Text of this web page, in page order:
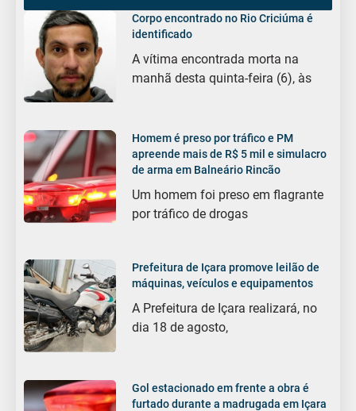
Corpo encontrado no Rio Criciúma é
identificado
A vítima encontrada morta na
manhã desta quinta-feira (6), às
Homem é preso por tráfico e PM
apreende mais de R$ 5 mil e simulacro
de arma em Balneário Rincão
Um homem foi preso em flagrante
por tráfico de drogas
Prefeitura de Içara promove leilão de
máquinas, veículos e equipamentos
A Prefeitura de Içara realizará, no
dia 18 de agosto,
Gol estacionado em frente a obra é
furtado durante a madrugada em Içara